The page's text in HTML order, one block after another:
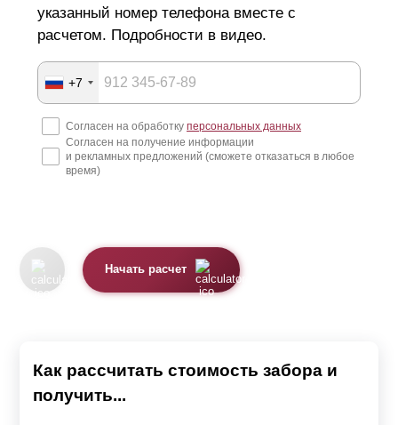
указанный номер телефона вместе с
расчетом. Подробности в видео.
+7
Согласен на обработку персональных данных
Согласен на получение информации
и рекламных предложений (сможете отказаться в любое
время)
Начать расчет
Как рассчитать стоимость забора и
получить...